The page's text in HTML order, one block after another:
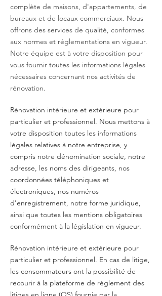
complète de maisons, d'appartements, de
bureaux et de locaux commerciaux. Nous
offrons des services de qualité, conformes
aux normes et réglementations en vigueur.
Notre équipe est à votre disposition pour
vous fournir toutes les informations légales
nécessaires concernant nos activités de
rénovation.
Rénovation intérieure et extérieure pour
particulier et professionnel. Nous mettons à
votre disposition toutes les informations
légales relatives à notre entreprise, y
compris notre dénomination sociale, notre
adresse, les noms des dirigeants, nos
coordonnées téléphoniques et
électroniques, nos numéros
d'enregistrement, notre forme juridique,
ainsi que toutes les mentions obligatoires
conformément à la législation en vigueur.
Rénovation intérieure et extérieure pour
particulier et professionnel. En cas de litige,
les consommateurs ont la possibilité de
recourir à la plateforme de règlement des